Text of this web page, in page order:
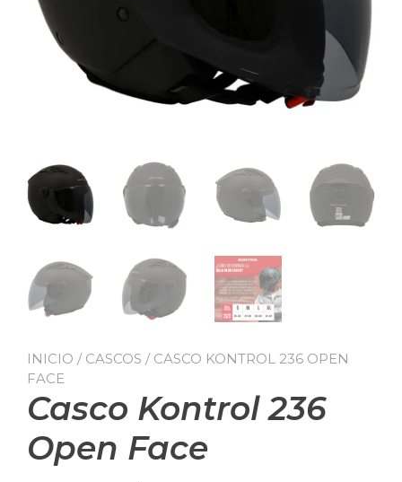
INICIO / CASCOS / CASCO KONTROL 236 OPEN
FACE
Casco Kontrol 236
Open Face